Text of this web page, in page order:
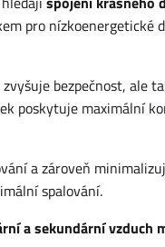
pro nízkoenergetické
bezpečnost, ale
poskytuje maximální
a zároveň
spalování.
a sekundární vzduch